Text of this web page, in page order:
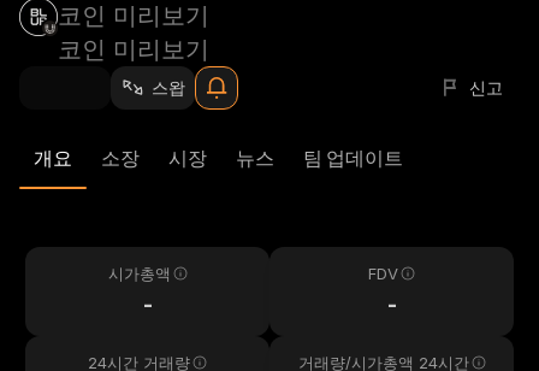
코인 미리보기
코인 미리보기
스왑 신고
개요 소장 시장 뉴스 팀 업데이트
시가총액
-
FDV
-
24시간 거래량 거래량/시가총액 24시간